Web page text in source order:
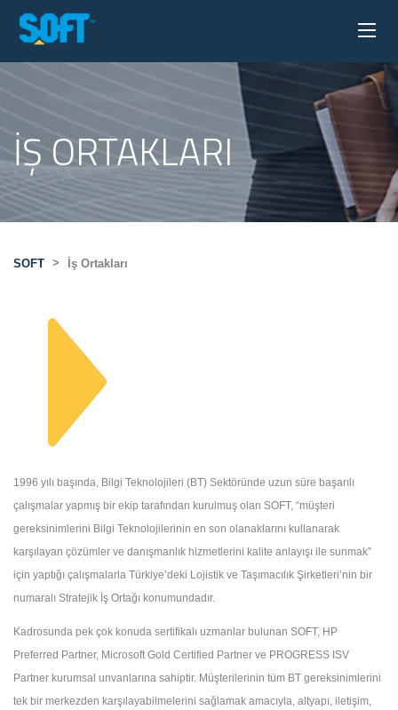
İŞ ORTAKLARI
SOFT > İş Ortakları
1996 yılı başında, Bilgi Teknolojileri (BT) Sektöründe uzun süre başarılı
çalışmalar yapmış bir ekip tarafından kurulmuş olan SOFT, “müşteri
gereksinimlerini Bilgi Teknolojilerinin en son olanaklarını kullanarak
karşılayan çözümler ve danışmanlık hizmetlerini kalite anlayışı ile sunmak”
için yaptığı çalışmalarla Türkiye’deki Lojistik ve Taşımacılık Şirketleri’nin bir
numaralı Stratejik İş Ortağı konumundadır.
Kadrosunda pek çok konuda sertifikalı uzmanlar bulunan SOFT, HP
Preferred Partner, Microsoft Gold Certified Partner ve PROGRESS ISV
Partner kurumsal unvanlarına sahiptir. Müşterilerinin tüm BT gereksinimlerini
tek bir merkezden karşılayabilmelerini sağlamak amacıyla, altyapı, iletişim,